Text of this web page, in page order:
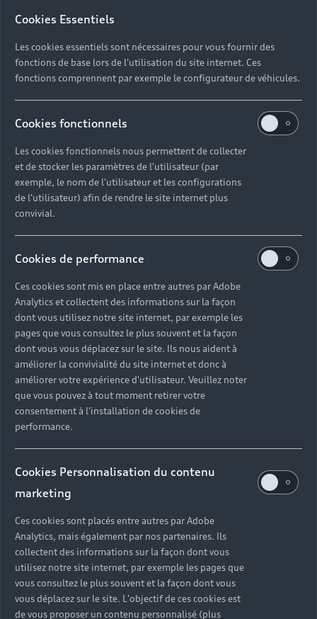
Cookies Essentiels
Les cookies essentiels sont nécessaires pour vous fournir des
fonctions de base lors de l'utilisation du site internet. Ces
fonctions comprennent par exemple le configurateur de véhicules.
Cookies fonctionnels
Les cookies fonctionnels nous permettent de collecter
et de stocker les paramètres de l'utilisateur (par
exemple, le nom de l'utilisateur et les configurations
de l'utilisateur) afin de rendre le site internet plus
convivial.
Cookies de performance
Ces cookies sont mis en place entre autres par Adobe
Analytics et collectent des informations sur la façon
dont vous utilisez notre site internet, par exemple les
pages que vous consultez le plus souvent et la façon
dont vous vous déplacez sur le site. Ils nous aident à
améliorer la convivialité du site internet et donc à
améliorer votre expérience d'utilisateur. Veuillez noter
que vous pouvez à tout moment retirer votre
consentement à l'installation de cookies de
performance.
Cookies Personnalisation du contenu
marketing
Ces cookies sont placés entre autres par Adobe
Analytics, mais également par nos partenaires. Ils
collectent des informations sur la façon dont vous
utilisez notre site internet, par exemple les pages que
vous consultez le plus souvent et la façon dont vous
vous déplacez sur le site. L'objectif de ces cookies est
de vous proposer un contenu personnalisé (plus
Accès rapides
Quelle Audi me correspond ?
Tous les modèles
Recherche de véhicules neufs
Véhicules d'occasion disponibles
Offres pour les professionnels
Demander un essai
Informations et Service Clients
Accessibilité - Clients Sourds et Malentendants
Trouver mon Partenaire Audi
Modèles
Électrique
Citadine
Compacte
Berline
Avant
SUV électrique
SUV hybride
SUV compact
Achat et location
Offres du moment
Financer mon Audi
Garanties Audi
Audi rent : location courte durée
Espace Client Audi Financial Services
Heycar
Pour les professionnels
Voiture électrique
Voiture hybride
Voiture commerciale
Voiture de direction
Achat véhicule de société
Avantages voiture société
Votre Audi
Entretenir et réparer mon Audi
Offres Après-Vente
Accessoires et équipements
Espace personnel myAudi
Audi connect
Functions on Demand
Action de Service EA 189
Audi Assistance
Campagne de rappel Airbag Takata
Mise à jour logiciel
Histoire du progrès
Notre vision
Audi Sport
Nos technologies
myAudi experience
Carrières
Espace Presse
© 2026 Audi France. Tous droits réservés.
Mentions légales
Fiche produit environnementale
Devis & RDV entretien en ligne
Opérateurs indépendants
Réseau Audi
Recevez toute l'actualité Audi
Mentions légales AUDI AG
Déclaration d'accessibilité
Signaler un contenu illégal